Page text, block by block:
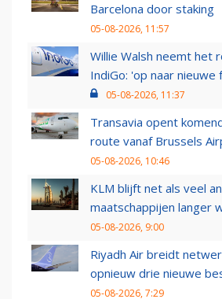
Barcelona door staking
05-08-2026, 11:57
Willie Walsh neemt het
IndiGo: 'op naar nieuwe
05-08-2026, 11:37
Transavia opent
route vanaf Brussels
05-08-2026, 10:46
KLM blijft net als veel
maatschappijen langer
05-08-2026, 9:00
Riyadh Air breidt
opnieuw drie nieuwe
05-08-2026, 7:29